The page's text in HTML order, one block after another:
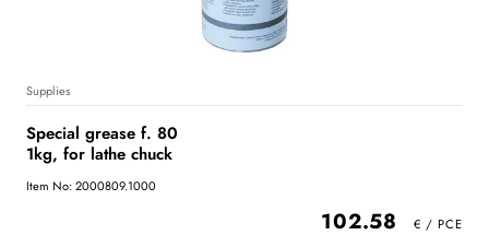
Supplies
Special grease f. 80
1kg, for lathe chuck
Item No: 2000809.1000
102.58